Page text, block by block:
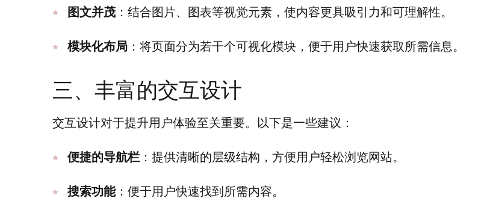
图文并茂 ：结合图片、图表等视觉元素，使内容更具吸引力和可理解性。
模块化布局 ：将页面分为若干个可视化模块，便于用户快速获取所需信息。
三、丰富的交互设计
交互设计对于提升用户体验至关重要。以下是一些建议：
便捷的导航栏：提供清晰的层级结构，方便用户轻松浏览网站。
搜索功能：便于用户快速找到所需内容。